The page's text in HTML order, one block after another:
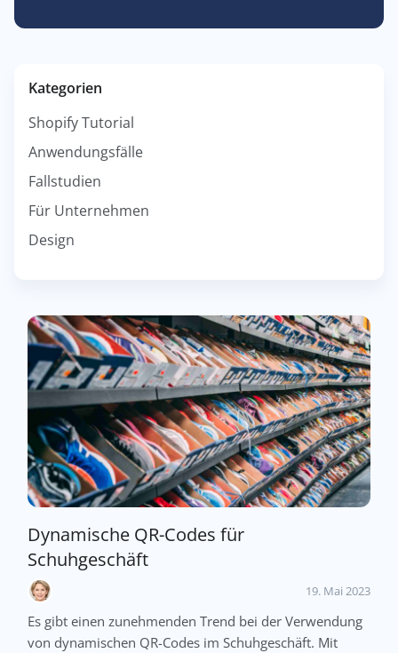
Kategorien
Shopify Tutorial
Anwendungsfälle
Fallstudien
Für Unternehmen
Design
Dynamische QR-Codes für
Schuhgeschäft
19. Mai 2023
Es gibt einen zunehmenden Trend bei der Verwendung
von dynamischen QR-Codes im Schuhgeschäft. Mit